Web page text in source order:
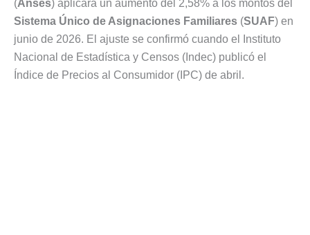
(Anses) aplicará un aumento del 2,58% a los montos del
Sistema Único de Asignaciones Familiares (SUAF) en
junio de 2026. El ajuste se confirmó cuando el Instituto
Nacional de Estadística y Censos (Indec) publicó el
Índice de Precios al Consumidor (IPC) de abril.